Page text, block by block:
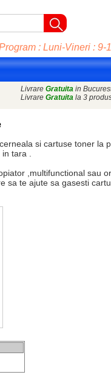
: Luni-Vineri : 9-
Livrare Gratuita in
Livrare Gratuita la 3
si cartuse toner la
tara .
,multifunctional sau
te ajute sa gasesti